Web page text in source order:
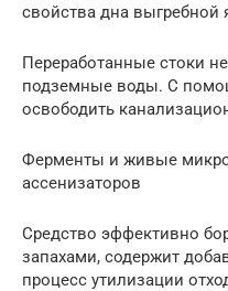
свойства дна выгребной
Переработанные стоки
подземные воды. С
освободить
Ферменты и живые
ассенизаторов
Средство эффективно
запахами, содержит
процесс утилизации